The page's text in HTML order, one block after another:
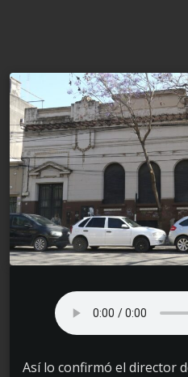
Así lo confirmó el director